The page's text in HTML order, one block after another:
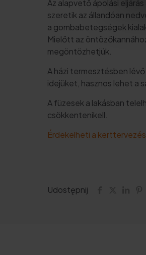
Az alapvető ápolási
szeretik az állandóan
a gombabetegségek
Mielőtt az
megöntözhetjük.
A házi termesztésben
idejüket, hasznos lehet a
A füzesek a lakásban
csökkentenikell.
Érdekelheti a
Udostępnij